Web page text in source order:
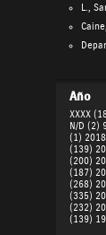
L.,
Año
XXXX
N/D (2)
(1)
(139)
(200)
(187)
(268)
(335)
(232)
(139)